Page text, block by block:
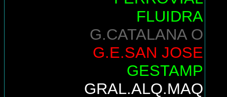
FLUIDRA
G.CATALANA O
G.E.SAN JOSE
GESTAMP
GRAL.ALQ.MAQ